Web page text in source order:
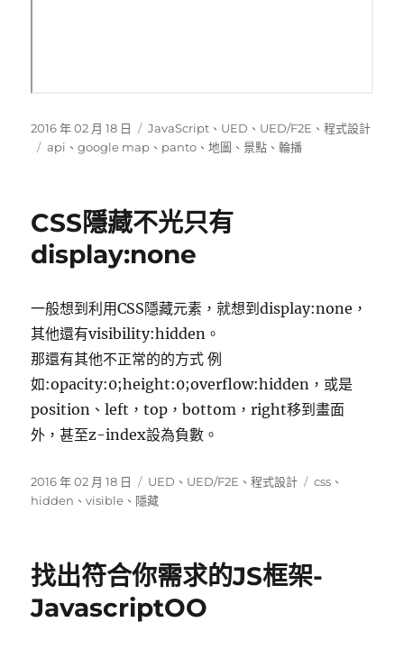
發
佈
2016 年 02 月 18 日
分
類
JavaScript 、 UED 、 UED/F2E 、程式設計
標
api 、google map 、 panto 、地圖 、景點 、輪播
CSS隱藏不光只有
display:none
一般想到利用CSS隱藏元素，就想到display:none，
其他還有visibility:hidden。
那還有其他不正常的的方式 例
如:opacity:0;height:0;overflow:hidden，或是
position、left，top，bottom，right移到畫面
外，甚至z-index設為負數。
發
佈
2016 年 02 月 18 日
分
類
UED 、 UED/F2E 、程式設計
標
css 、
hidden 、visible 、 隱藏
找出符合你需求的JS框架-
JavascriptOO